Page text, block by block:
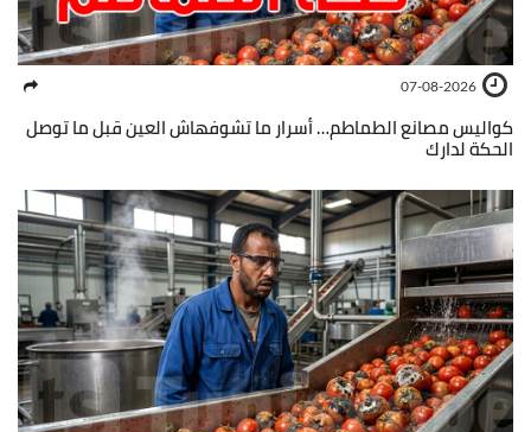
07-08-2026
كواليس مصانع الطماطم… أسرار ما تشوفهاش العين قبل ما توصل
الحكة لدارك